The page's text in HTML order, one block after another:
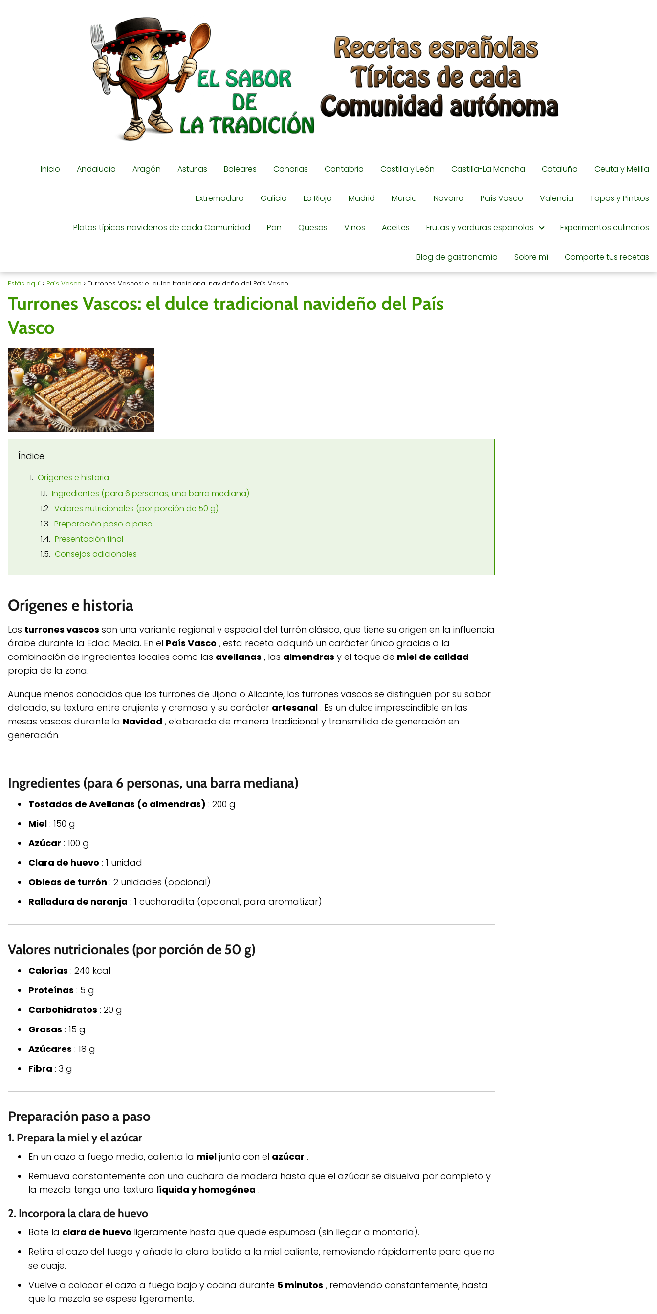
Inicio Andalucía Aragón Asturias Baleares Canarias Cantabria Castilla y León Castilla-La Mancha Cataluña Ceuta y Melilla
Extremadura Galicia La Rioja Madrid Murcia Navarra País Vasco Valencia Tapas y Pintxos
Platos típicos navideños de cada Comunidad Pan Quesos Vinos Aceites Frutas y verduras españolas Experimentos culinarios
Blog de gastronomía Sobre mí Comparte tus recetas
Estás aquí País Vasco Turrones Vascos: el dulce tradicional navideño del País Vasco
Turrones Vascos: el dulce tradicional navideño del País
Vasco
Índice
Orígenes e historia
Ingredientes (para 6 personas, una barra mediana)
Valores nutricionales (por porción de 50 g)
Preparación paso a paso
Presentación final
Consejos adicionales
Orígenes e historia
Los turrones vascos son una variante regional y especial del turrón clásico, que tiene su origen en la influencia
árabe durante la Edad Media. En el País Vasco , esta receta adquirió un carácter único gracias a la
combinación de ingredientes locales como las avellanas , las almendras y el toque de miel de calidad
propia de la zona.
Aunque menos conocidos que los turrones de Jijona o Alicante, los turrones vascos se distinguen por su sabor
delicado, su textura entre crujiente y cremosa y su carácter artesanal . Es un dulce imprescindible en las
mesas vascas durante la Navidad , elaborado de manera tradicional y transmitido de generación en
generación.
Ingredientes (para 6 personas, una barra mediana)
Tostadas de Avellanas (o almendras) : 200 g
Miel : 150 g
Azúcar : 100 g
Clara de huevo : 1 unidad
Obleas de turrón : 2 unidades (opcional)
Ralladura de naranja : 1 cucharadita (opcional, para aromatizar)
Valores nutricionales (por porción de 50 g)
Calorías : 240 kcal
Proteínas : 5 g
Carbohidratos : 20 g
Grasas : 15 g
Azúcares : 18 g
Fibra : 3 g
Preparación paso a paso
1. Prepara la miel y el azúcar
En un cazo a fuego medio, calienta la miel junto con el azúcar .
Remueva constantemente con una cuchara de madera hasta que el azúcar se disuelva por completo y
la mezcla tenga una textura líquida y homogénea .
2. Incorpora la clara de huevo
Bate la clara de huevo ligeramente hasta que quede espumosa (sin llegar a montarla).
Retira el cazo del fuego y añade la clara batida a la miel caliente, removiendo rápidamente para que no
se cuaje.
Vuelve a colocar el cazo a fuego bajo y cocina durante 5 minutos , removiendo constantemente, hasta
que la mezcla se espese ligeramente.